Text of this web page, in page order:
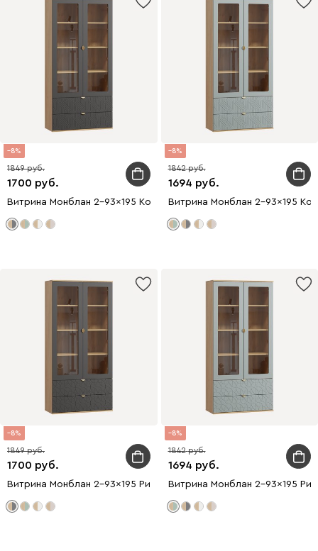
8
1700
1849
Витрина Монблан 2-93x195 Косы Графитовый
8
1694
1842
Витрина Монблан 2-93x195
8
1700
1849
Витрина Монблан 2-93x195 Ритм Графитовый
8
1694
1842
Витрина Монблан 2-93x195